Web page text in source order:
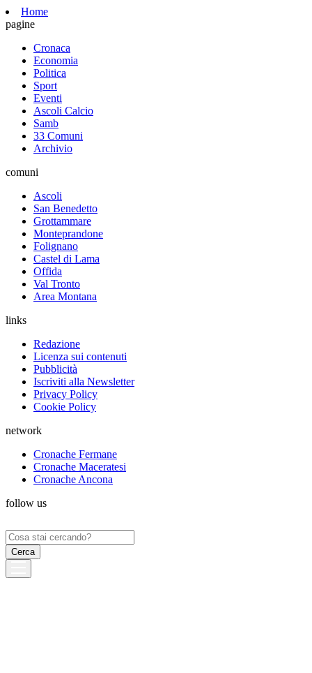
Home
pagine
Cronaca
Economia
Politica
Sport
Eventi
Ascoli Calcio
Samb
33 Comuni
Archivio
comuni
Ascoli
San Benedetto
Grottammare
Monteprandone
Folignano
Castel di Lama
Offida
Val Tronto
Area Montana
links
Redazione
Licenza sui contenuti
Pubblicità
Iscriviti alla Newsletter
Privacy Policy
Cookie Policy
network
Cronache Fermane
Cronache Maceratesi
Cronache Ancona
follow us
Ricerca
per: